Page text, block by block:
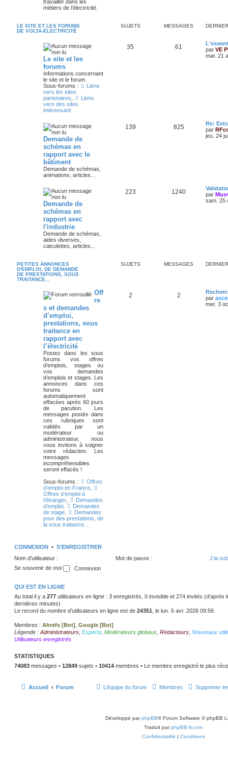
travailler dans les
métiers de l’électricité.
LE SITE ET LES FORUMS
DE VOLTA-ÉLECTRICITÉ
SUJETS MESSAGES
Le site et les
forums
Informations concernant
le site et le forum.
Sous-forums :
Liens
vers les sites
partenaires
Liens
vers des sites
intéressant
35 61
par VE
mar. 21
Demande de
schémas en
rapport avec le
bâtiment
Demande de schémas,
animations, articles...
139 825
Re:
par
jeu. 24
Demande de
schémas en
rapport avec
l'industrie
Demande de schémas,
aides diverses,
calculettes, articles...
223 1240
par
sam. 25
PETITES ANNONCES
D'EMPLOI, DE DEMANDE
DE PRESTATIONS, SOUS
TRAITANCE...
SUJETS MESSAGES
Off
re
s et demandes
d’emploi,
prestations, sous
traitance en
rapport avec
l’électricité
Postez dans les sous
forums vos offres
d’emplois, stages ou
vos demandes
d’emplois et stages. Les
annonces dans ces
forums sont
automatiquement
effacées après 60 jours
de parution. Les
messages postés dans
ces rubriques sont
validés par un
modérateur ou
administrateur, nous
vous invitons à soigner
votre rédaction. Les
messages
incompréhensibles
seront effacés !
Sous-forums :
Offres
d’emploi en France
Offres d’emploi à
l’étranger
Demandes
d’emploi
Demandes
de stage
Demandes
pour des prestations, de
la sous traitance...
2 2
par
mer. 3
CONNEXION • S’ENREGISTRER
Nom d’utilisateur :
Mot de passe :
J’ai
Se souvenir de moi
QUI EST EN LIGNE
Au total il y a 277 utilisateurs en ligne : 3 enregistrés, 0 invisible et 274 invités (d’après
dernières minutes)
Le record du nombre d’utilisateurs en ligne est de 24351 , le lun. 6 avr. 2026 09:56
Membres : Ahrefs [Bot] Google [Bot]
Légende : Administrateurs Experts Modérateurs globaux Rédacteurs Nouveaux
Utilisateurs enregistrés
STATISTIQUES
74083 messages • 12849 sujets • 10414 membres • Le membre enregistré le plus
Accueil Forum Supprimer
Membres
L’équipe du forum
Développé parphpBB® Forum Software © phpBB
Traduit parphpBB-fr.com
Confidentialité | Conditions